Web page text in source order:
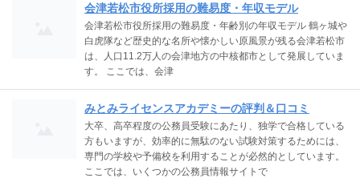
会津若松市役所採用の難易度・年収モデル
会津若松市役所採用の難易度・年齢別の年収モデル 鶴ヶ城や
白虎隊など歴史的な名所や懐かしい原風景が残る会津若松市
は、人口11.2万人の会津地方の中核都市として発展していま
す。 ここでは、会津
みとみライセンスアカデミーの評判＆口コミ
大卒、高卒程度の公務員受験にあたり、独学で合格している
方もいますが、効率的に無駄のない試験対策するためには、
専門の学校や予備校を利用することが必然的としています。
ここでは、いくつかの公務員情報サイトで